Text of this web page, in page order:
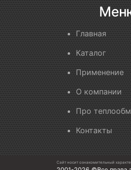
Главная
Каталог
Применение
О компании
Про
Контакты
Сайт носит ознакомительный